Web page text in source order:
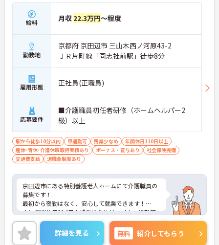
給料 月収 22.3万円～程度
勤務地
京都府 京田辺市 三山木西ノ河原43-2
ＪＲ片町線「同志社前駅」徒歩8分
雇用形態 正社員(正職員)
応募要件
■介護職員初任者研修（ホームヘルパー2
級）以上
駅から徒歩10分以内 車通勤可 残業少なめ
年間休日110日以上
産休･育休･介護休暇取得実績あり
ボーナス・賞与あり
社会保険完備
交通費支給
退職金制度あり
京田辺市にある特別養護老人ホームにて介護職員の
募集です！
最初から夜勤はなく、安心して就業できます！
更に年間休日114日！残業少なめ◎マイカー通勤可
など、福利厚生やお休みが充実しています！
ご興味ある方には、面接対策ポイントなど、さらに
詳細をお話しいたしますのでお気軽にご相談くださ
詳細を見る 無料 紹介してもらう